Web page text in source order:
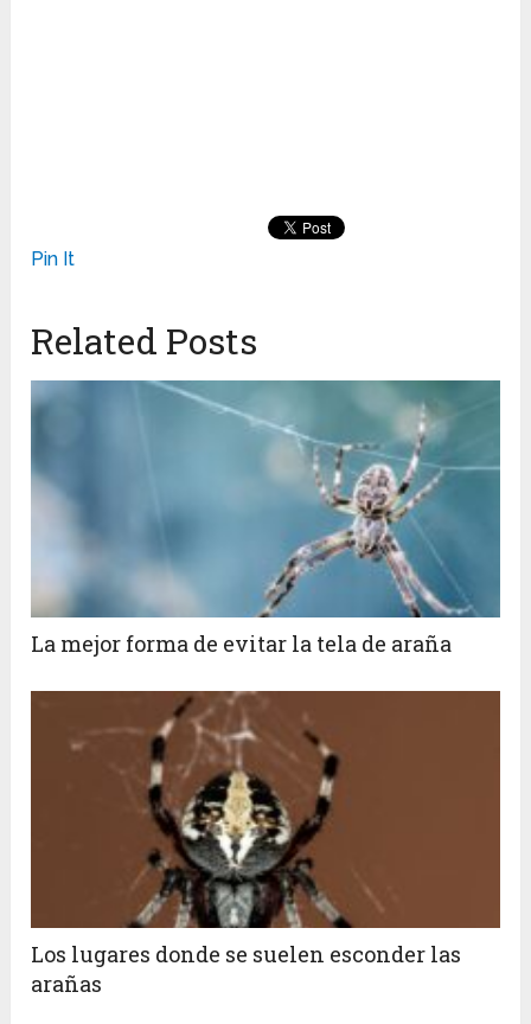
Pin It
Related Posts
La mejor forma de evitar la tela de araña
Los lugares donde se suelen esconder las
arañas